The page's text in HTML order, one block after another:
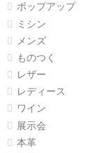
ポップアップ
ミシン
メンズ
ものつく
レザー
レディース
ワイン
展示会
本革